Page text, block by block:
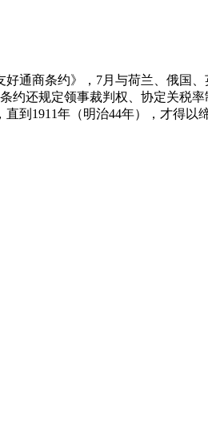
通商条约》，7月与荷兰、俄国
约还规定领事裁判权、协定关税
到1911年（明治44年），才得以